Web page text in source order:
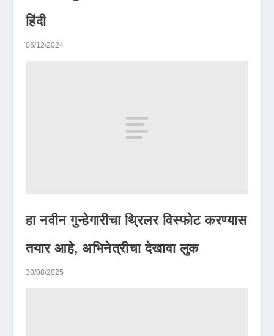
हिंदी
05/12/2024
हा नवीन गुन्हेगारीचा थ्रिलर विस्फोट करण्यास
तयार आहे, अभिनेत्रीचा देखावा लुक
30/08/2025